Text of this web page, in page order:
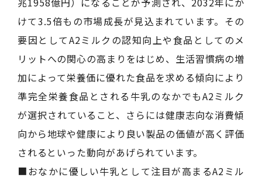
けて3.5倍もの市場成長が見込まれています。その
要因としてA2ミルクの認知向上や食品としてのメ
リットへの関心の高まりをはじめ、生活習慣病の増
加によって栄養価に優れた食品を求める傾向により
準完全栄養食品とされる牛乳のなかでもA2ミルク
が選択されていること、さらには健康志向な消費傾
向から地球や健康により良い製品の価値が高く評価
されるといった動向があげられています。
■おなかに優しい牛乳として注目が高まるA2ミル